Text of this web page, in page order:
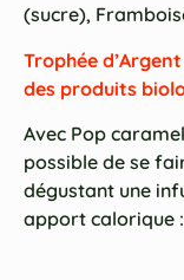
(sucre),
Trophée
des produits
Avec Pop
possible de se
dégustant une
apport calorique